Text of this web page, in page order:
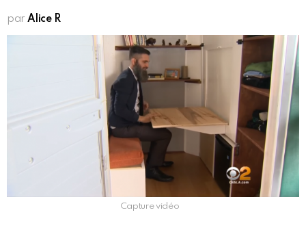
par Alice R
Capture vidéo